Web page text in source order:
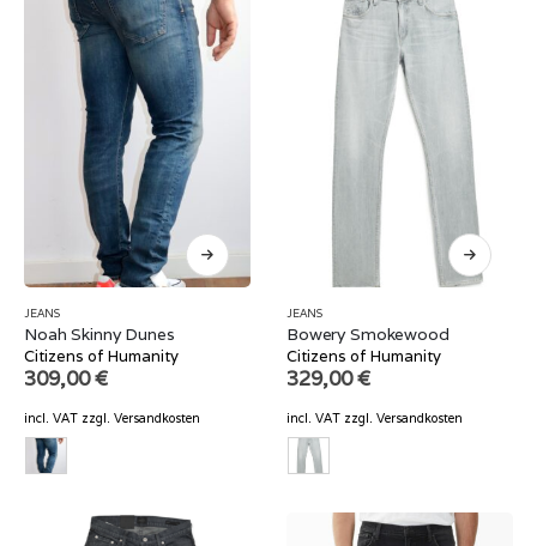
JEANS
Noah Skinny Dunes
Citizens of Humanity
309,00€
incl. VAT zzgl. Versandkosten
JEANS
Bowery Smokewood
Citizens of Humanity
329,00€
incl. VAT zzgl. Versandkosten